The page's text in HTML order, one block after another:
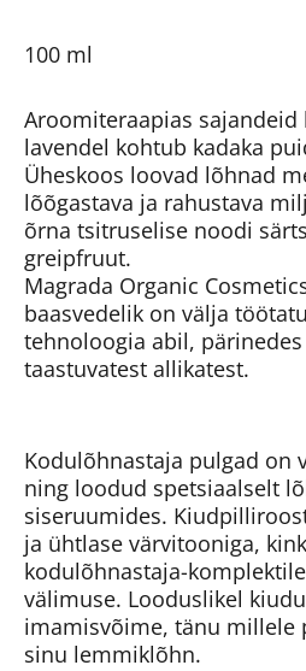
100 ml
Aroomiteraapias sajandeid
lavendel kohtub kadaka
Üheskoos loovad lõhnad
lõõgastava ja rahustava
õrna tsitruselise noodi
greipfruut.
Magrada Organic
baasvedelik on välja
tehnoloogia abil,
taastuvatest allikatest.
Kodulõhnastaja pulgad on
ning loodud spetsiaalselt
siseruumides.
ja ühtlase värvitooniga,
kodulõhnastaja-
välimuse. Looduslikel
imamisvõime, tänu millele
sinu lemmiklõhn.